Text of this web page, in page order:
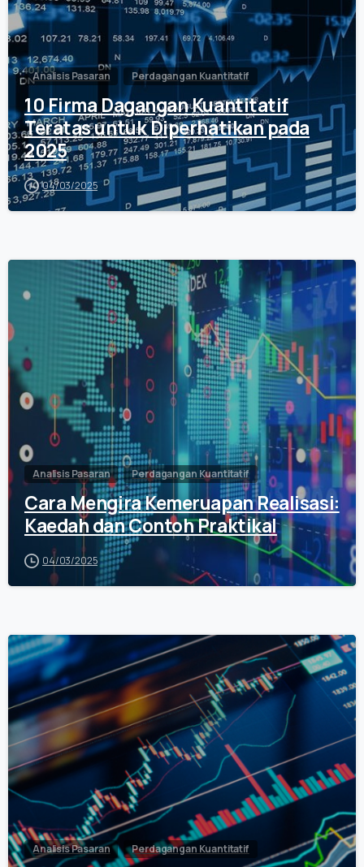
Analisis Pasaran Perdagangan Kuantitatif
10 Firma Dagangan Kuantitatif
Teratas untuk Diperhatikan pada
2025
04/03/2025
0
Analisis Pasaran Perdagangan Kuantitatif
Cara Mengira Kemeruapan Realisasi:
Kaedah dan Contoh Praktikal
04/03/2025
0
Analisis Pasaran Perdagangan Kuantitatif